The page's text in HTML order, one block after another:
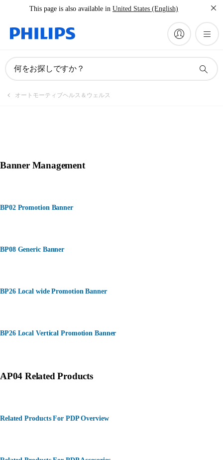
This page is also available in United States (English)
何をお探しですか？
オートモーティブヘルス＆ウェルス
Banner Management
BP02 Promotion Banner
BP08 Generic Banner
BP26 Local wide Promotion Banner
BP26 Local Vertical Promotion Banner
AP04 Related Products
Related Products For PDP Overview